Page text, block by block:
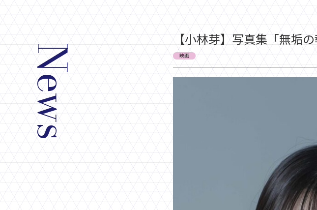
News
【小林芽】写真集「無垢
映画